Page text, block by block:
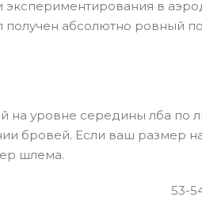
в
получен абсолютно ровный
на уровне середины лба по
бровей. Если ваш размер
шлема.
53-